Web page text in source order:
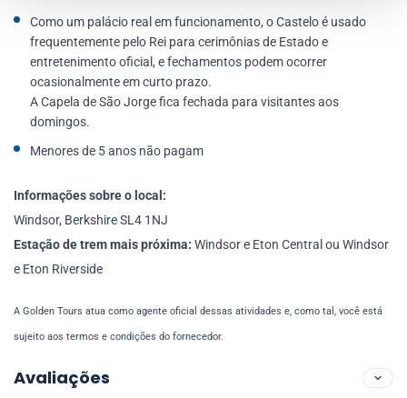
Como um palácio real em funcionamento, o Castelo é usado
frequentemente pelo Rei para cerimônias de Estado e
entretenimento oficial, e fechamentos podem ocorrer
ocasionalmente em curto prazo.
A Capela de São Jorge fica fechada para visitantes aos
domingos.
Menores de 5 anos não pagam
Informações sobre o local:
Windsor, Berkshire SL4 1NJ
Estação de trem mais próxima: Windsor e Eton Central ou Windsor
e Eton Riverside
A Golden Tours atua como agente oficial dessas atividades e, como tal, você está
sujeito aos termos e condições do fornecedor.
Avaliações